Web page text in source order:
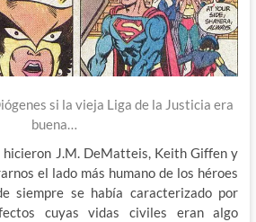
si la vieja Liga de la Justicia era
buena…
hicieron J.M. DeMatteis, Keith Giffen y
el lado más humano de los héroes
siempre se había caracterizado por
cuyas vidas civiles eran algo